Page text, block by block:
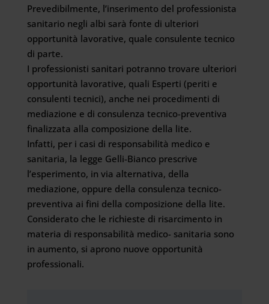
Prevedibilmente, l’inserimento del professionista
sanitario negli albi sarà fonte di ulteriori
opportunità lavorative, quale consulente tecnico
di parte.
I professionisti sanitari potranno trovare ulteriori
opportunità lavorative, quali Esperti (periti e
consulenti tecnici), anche nei procedimenti di
mediazione e di consulenza tecnico-preventiva
finalizzata alla composizione della lite.
Infatti, per i casi di responsabilità medico e
sanitaria, la legge Gelli-Bianco prescrive
l’esperimento, in via alternativa, della
mediazione, oppure della consulenza tecnico-
preventiva ai fini della composizione della lite.
Considerato che le richieste di risarcimento in
materia di responsabilità medico- sanitaria sono
in aumento, si aprono nuove opportunità
professionali.